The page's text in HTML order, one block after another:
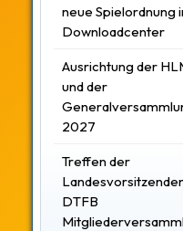
neue Spielordnung
Downloadcenter
Ausrichtung der
und der
2027
Treffen der
DTFB